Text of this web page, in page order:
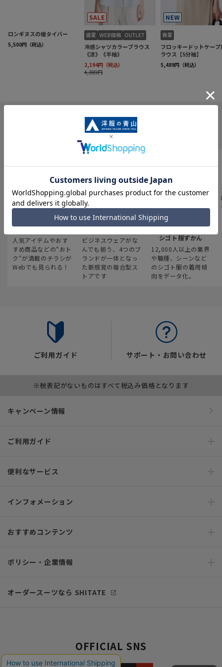
INFORMATION
最新のお買い得情報
人気アイテムやおす
すめ商品などの“おト
ク“が満載のチラシが
Webでも見られる！
スーツスクエア
ビジネスウェアがな
んでも揃う、4つのブ
ランドが一体となっ
た新感覚の複合型ス
トアです
みんなの
シゴト服ずかん
12,000人以上の業界
や職種、シーンなど
のシゴト服の着用傾
向をデータ化。
ご利用ガイド サポート・お問い合わせ
※税表記がないものはすべて税込み価格となります
キャンペーン情報
ご利用ガイド
便利なサービス
インフォメーション
おすすめコンテンツ
ポリシー・企業情報
オーダースーツなら SHITATE
OFFICIAL SNS